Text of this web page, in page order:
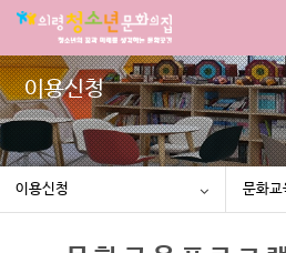
이용신청
이용신청 문화교